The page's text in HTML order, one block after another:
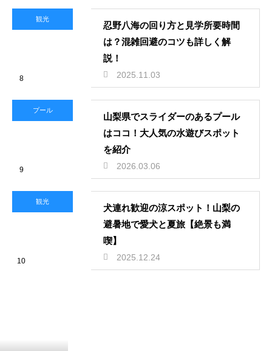
観光
8
忍野八海の回り方と見学所要時間
は？混雑回避のコツも詳しく解
説！
2025.11.03
プール
9
山梨県でスライダーのあるプール
はココ！大人気の水遊びスポット
を紹介
2026.03.06
観光
10
犬連れ歓迎の涼スポット！山梨の
避暑地で愛犬と夏旅【絶景も満
喫】
2025.12.24